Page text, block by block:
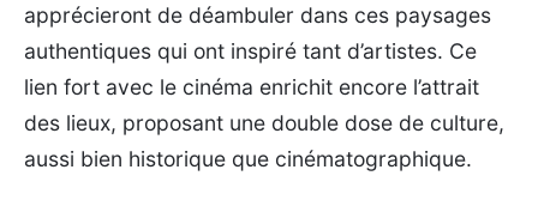
apprécieront de déambuler dans ces paysages
authentiques qui ont inspiré tant d’artistes. Ce
lien fort avec le cinéma enrichit encore l’attrait
des lieux, proposant une double dose de culture,
aussi bien historique que cinématographique.